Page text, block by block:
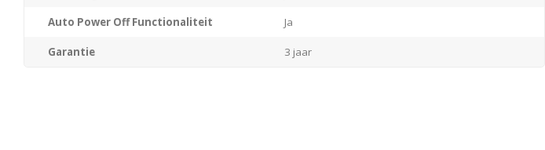
Auto Power Off Functionaliteit Ja
Garantie 3 jaar